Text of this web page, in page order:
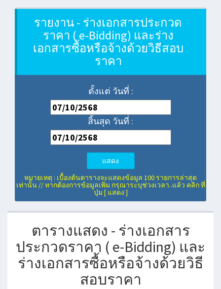
รายงาน - ร่างเอกสารประกวด
ราคา ( e-Bidding) และร่าง
เอกสารซื้อหรือจ้างด้วยวิธีสอบ
ราคา
ตั้งแต่ วันที่ :
สิ้นสุด วันที่ :
แสดง
หมายเหตุ : เบื้องต้นตารางจะแสดงข้อมูล 100 รายการล่าสุด
เท่านั้น // หากต้องการข้อมูลเพิ่ม กรุณาระบุช่วงเวลา..แล้ว คลิก ที่
ปุ่ม [ แสดง ]
ตารางแสดง - ร่างเอกสาร
ประกวดราคา ( e-Bidding) และ
ร่างเอกสารซื้อหรือจ้างด้วยวิธี
สอบราคา